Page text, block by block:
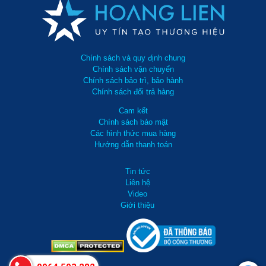
Việc lắp đặt Máy hút ẩm công nghiệp Fujie HM-2500DN cần được
thực hiện bởi kỹ thuật viên. Máy sử dụng điện 3 pha nên cần phải
chú ý đấu nối chính xác để tránh bị lỗi, máy không có bình chứa
đường thoát nước. Nên đặt sản phẩm ở nơi bằng phẳng, cửa hút
gió hướng ra không gian cần hút ẩm và không bị vật cản quá gần
Chính sách và quy định chung
Chính sách vận chuyển
Chính sách bảo trì, bảo hành
Chính sách đổi trả hàng
Cam kết
Chính sách bảo mật
Các hình thức mua hàng
Hướng dẫn thanh toán
Tin tức
Liên hệ
Video
Giới thiệu